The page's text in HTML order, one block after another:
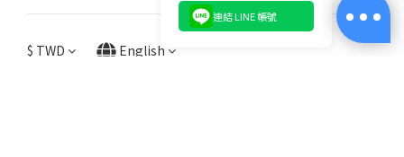
$ TWD English
連結 LINE 帳號